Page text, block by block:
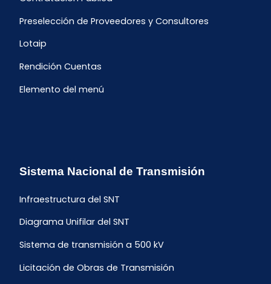
Preselección de Proveedores y Consultores
Lotaip
Rendición Cuentas
Elemento del menú
Sistema Nacional de Transmisión
Infraestructura del SNT
Diagrama Unifilar del SNT
Sistema de transmisión a 500 kV
Licitación de Obras de Transmisión